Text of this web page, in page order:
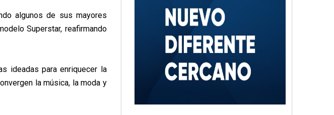
algunos de sus mayores
Superstar, reafirmando
ideadas para enriquecer la
la música, la moda y